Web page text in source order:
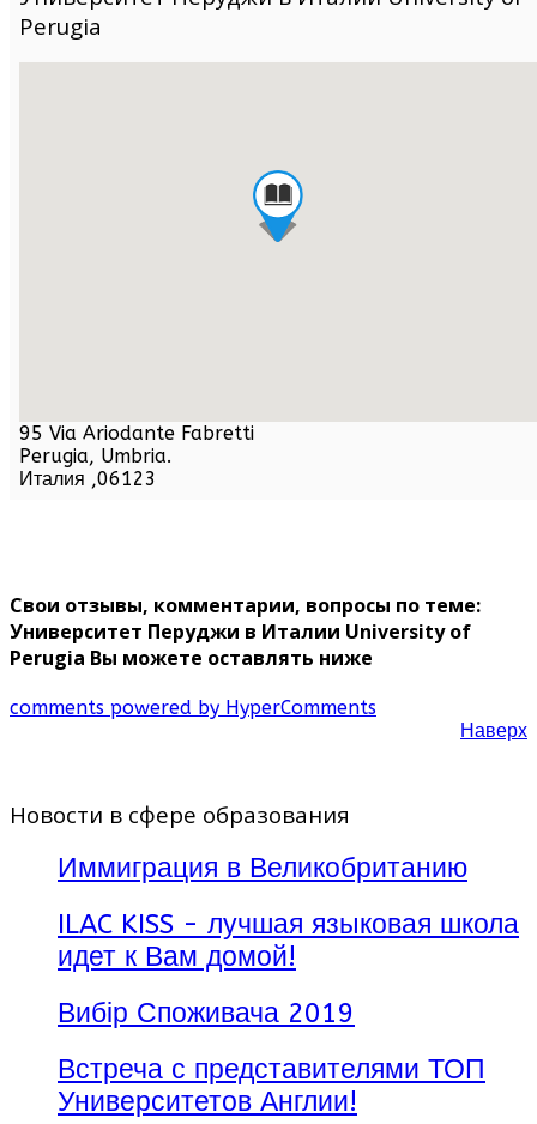
Perugia
95 Via Ariodante Fabretti
Perugia, Umbria.
Италия ,06123
Свои отзывы, комментарии, вопросы по теме:
Университет Перуджи в Италии University of
Perugia Вы можете оставлять ниже
comments powered by HyperComments
Наверх
Новости в сфере образования
Иммиграция в Великобританию
ILAC KISS - лучшая языковая школа
идет к Вам домой!
Вибір Споживача 2019
Встреча с представителями ТОП
Университетов Англии!